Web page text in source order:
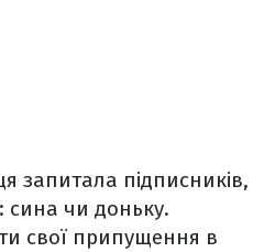
запитала підписників,
сина чи доньку.
свої припущення в